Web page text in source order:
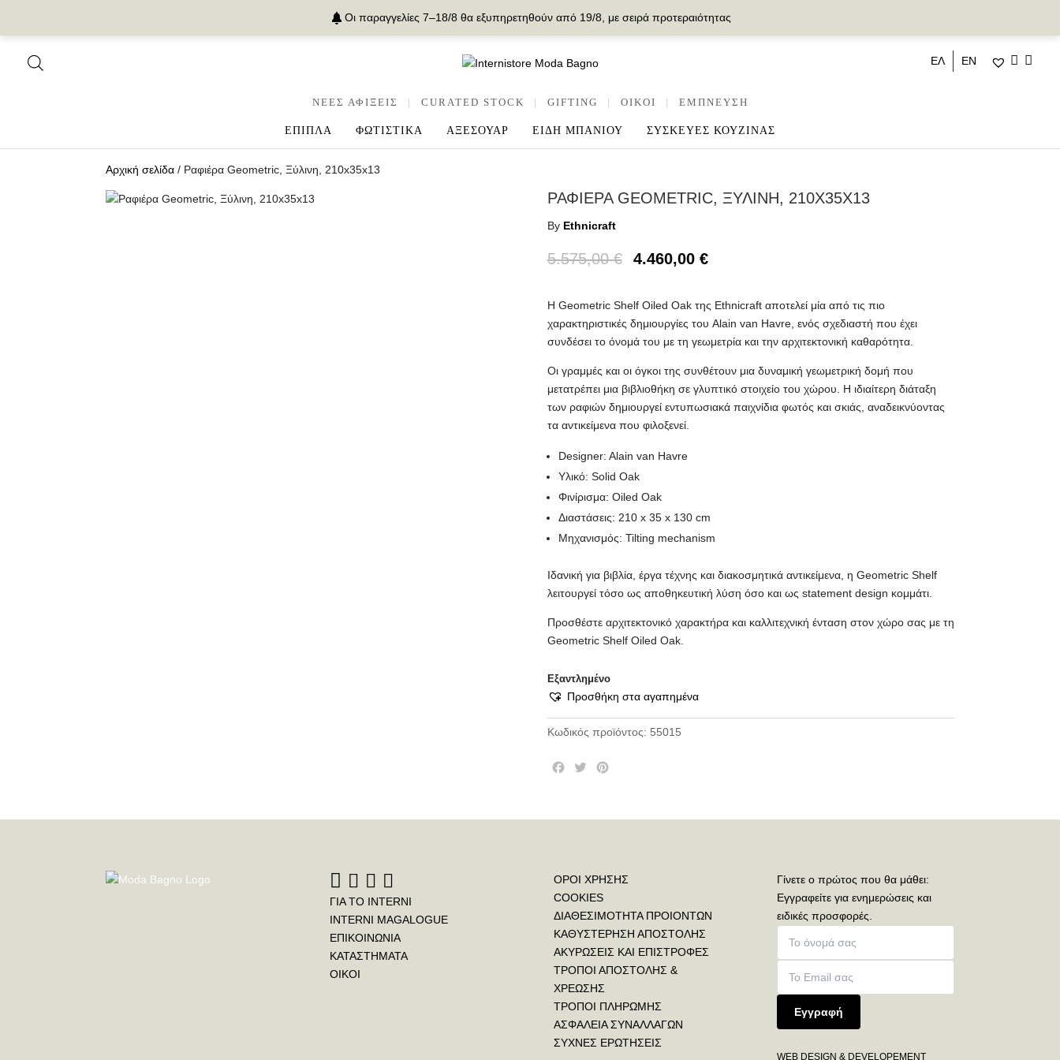
Οι παραγγελίες 7–18/8 θα εξυπηρετηθούν από 19/8, με σειρά προτεραιότητας
ΕΛ ΕΝ
ΝΕΕΣ ΑΦΙΞΕΙΣ | CURATED STOCK | GIFTING | OIKOI | ΕΜΠΝΕΥΣΗ
ΕΠΙΠΛΑ ΦΩΤΙΣΤΙΚΑ ΑΞΕΣΟΥΑΡ ΕΙΔΗ ΜΠΑΝΙΟΥ ΣΥΣΚΕΥΕΣ ΚΟΥΖΙΝΑΣ
Αρχική σελίδα / Ραφιέρα Geometric, Ξύλινη, 210x35x13
ΡΑΦΙΕΡΑ GEOMETRIC, ΞΥΛΙΝΗ, 210X35X13
By Ethnicraft
5.575,00€ 4.460,00 €
Η Geometric Shelf Oiled Oak της Ethnicraft αποτελεί μία από τις πιο
χαρακτηριστικές δημιουργίες του Alain van Havre, ενός σχεδιαστή που έχει
συνδέσει το όνομά του με τη γεωμετρία και την αρχιτεκτονική καθαρότητα.
Οι γραμμές και οι όγκοι της συνθέτουν μια δυναμική γεωμετρική δομή που
μετατρέπει μια βιβλιοθήκη σε γλυπτικό στοιχείο του χώρου. Η ιδιαίτερη διάταξη
των ραφιών δημιουργεί εντυπωσιακά παιχνίδια φωτός και σκιάς, αναδεικνύοντας
τα αντικείμενα που φιλοξενεί.
Designer: Alain van Havre
Υλικό: Solid Oak
Φινίρισμα: Oiled Oak
Διαστάσεις: 210 x 35 x 130 cm
Μηχανισμός: Tilting mechanism
Ιδανική για βιβλία, έργα τέχνης και διακοσμητικά αντικείμενα, η Geometric Shelf
λειτουργεί τόσο ως αποθηκευτική λύση όσο και ως statement design κομμάτι.
Προσθέστε αρχιτεκτονικό χαρακτήρα και καλλιτεχνική ένταση στον χώρο σας με τη
Geometric Shelf Oiled Oak.
Εξαντλημένο
Προσθήκη στα αγαπημένα
Κωδικός προϊόντος: 55015
k
s
ΓΙΑ ΤΟ INTERNI
INTERNI MAGALOGUE
ΕΠΙΚΟΙΝΩΝΙΑ
ΚΑΤΑΣΤΗΜΑΤΑ
ΟΙΚΟΙ
ΟΡΟΙ ΧΡΗΣΗΣ
COOKIES
ΔΙΑΘΕΣΙΜΟΤΗΤΑ ΠΡΟΙΟΝΤΩΝ
ΚΑΘΥΣΤΕΡΗΣΗ ΑΠΟΣΤΟΛΗΣ
ΑΚΥΡΩΣΕΙΣ ΚΑΙ ΕΠΙΣΤΡΟΦΕΣ
ΤΡΟΠΟΙ ΑΠΟΣΤΟΛΗΣ &
ΧΡΕΩΣΗΣ
ΤΡΟΠΟΙ ΠΛΗΡΩΜΗΣ
ΑΣΦΑΛΕΙΑ ΣΥΝΑΛΛΑΓΩΝ
ΣΥΧΝΕΣ ΕΡΩΤΗΣΕΙΣ
Γίνετε ο πρώτος που θα μάθει:
Εγγραφείτε για ενημερώσεις και
ειδικές προσφορές.
Εγγραφή
WEB DESIGN & DEVELOPEMENT